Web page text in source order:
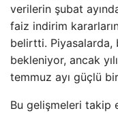
verilerin şubat
faiz indirim
belirtti. Piyasalarda,
bekleniyor, ancak
temmuz ayı güçlü
Bu gelişmeleri takip